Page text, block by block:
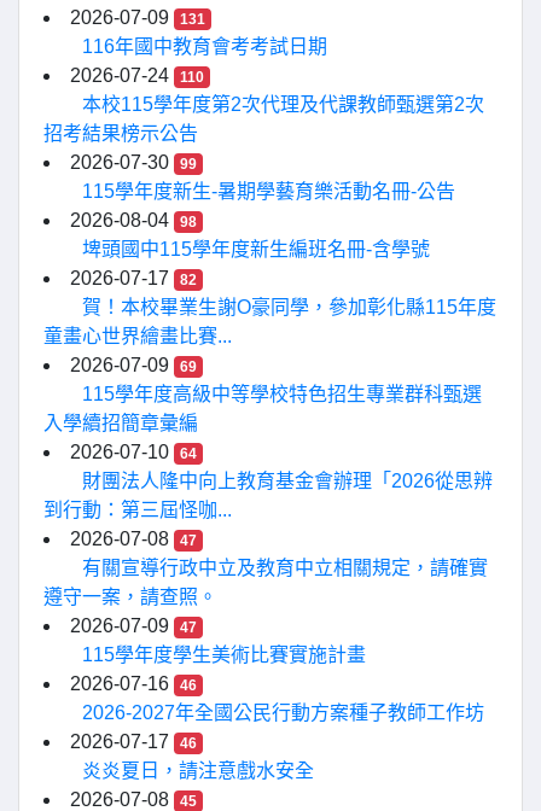
2026-07-09
131
116年國中教育會考考試日期
2026-07-24
110
本校115學年度第2次代理及代課教師甄選第2次
招考結果榜示公告
2026-07-30
99
115學年度新生-暑期學藝育樂活動名冊-公告
2026-08-04
98
埤頭國中115學年度新生編班名冊-含學號
2026-07-17
82
賀！本校畢業生謝O豪同學，參加彰化縣115年度
童畫心世界繪畫比賽...
2026-07-09
69
115學年度高級中等學校特色招生專業群科甄選
入學續招簡章彙編
2026-07-10
64
財團法人隆中向上教育基金會辦理「2026從思辨
到行動：第三屆怪咖...
2026-07-08
47
有關宣導行政中立及教育中立相關規定，請確實
遵守一案，請查照。
2026-07-09
47
115學年度學生美術比賽實施計畫
2026-07-16
46
2026-2027年全國公民行動方案種子教師工作坊
2026-07-17
46
炎炎夏日，請注意戲水安全
2026-07-08
45